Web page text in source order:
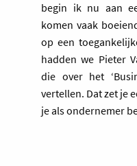
begin ik nu aan
komen vaak
op een
hadden we Pieter
die over het
vertellen. Dat zet je
je als ondernemer